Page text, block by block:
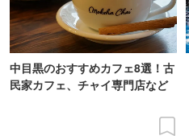
中目黒のおすすめカフェ8選！古
民家カフェ、チャイ専門店など